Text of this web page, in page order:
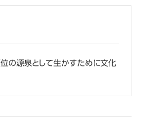
位の源泉として生かすために文化